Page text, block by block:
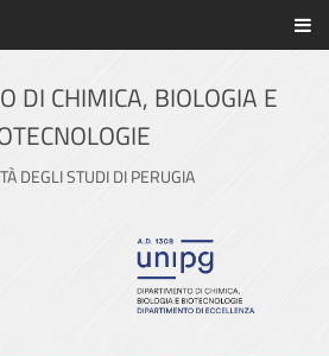
web di Ateneo
DI CHIMICA, BIOLOGIA E
DEGLI STUDI DI PERUGIA